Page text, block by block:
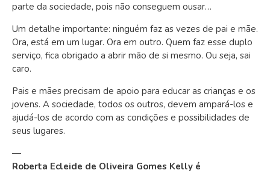
parte da sociedade, pois não conseguem ousar…
Um detalhe importante: ninguém faz as vezes de pai e mãe.
Ora, está em um lugar. Ora em outro. Quem faz esse duplo
serviço, fica obrigado a abrir mão de si mesmo. Ou seja, sai
caro.
Pais e mães precisam de apoio para educar as crianças e os
jovens. A sociedade, todos os outros, devem ampará-los e
ajudá-los de acordo com as condições e possibilidades de
seus lugares.
—
Roberta Ecleide de Oliveira Gomes Kelly é